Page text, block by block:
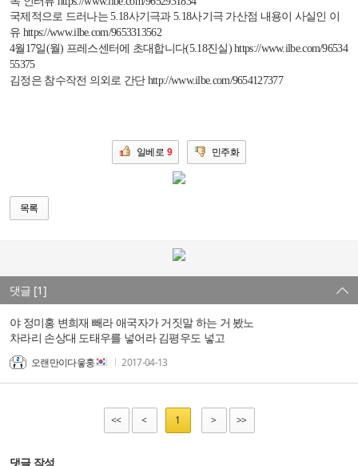
국제적으로 드러나는 5.18사기극과5.18사기극 가산점 내용이 사실인 이
유 https://www.ilbe.com/9653313562
4월 17일(월) 프레스센터에 초대합니다(5.18진실) https://www.ilbe.com/96534
55375
김정은 참수작전 의외로 간단 http://www.ilbe.com/9654127377
일베로 9 민주화
목록
댓글 [1]
야 정미홍 변희재 빼라 애국자가 거짓말 하는 거 봤노
차라리 손상대 도태우를 넣어라 김평우도 넣고
오랜만이다읗훙 2017-04-13
<< < 1 > >>
댓글 작성